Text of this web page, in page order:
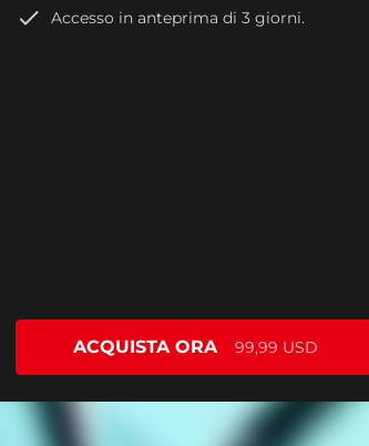
Accesso in anteprima di 3 giorni.
ACQUISTA ORA 99,99 USD